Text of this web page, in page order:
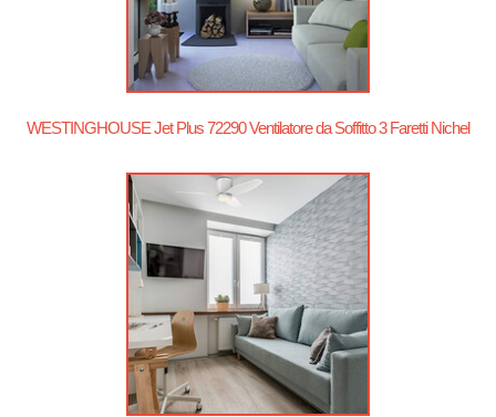
WESTINGHOUSE Jet Plus 72290 Ventilatore da Soffitto 3 Faretti Nichel